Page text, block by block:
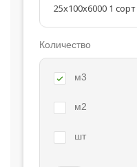
Количество
м3
м2
шт